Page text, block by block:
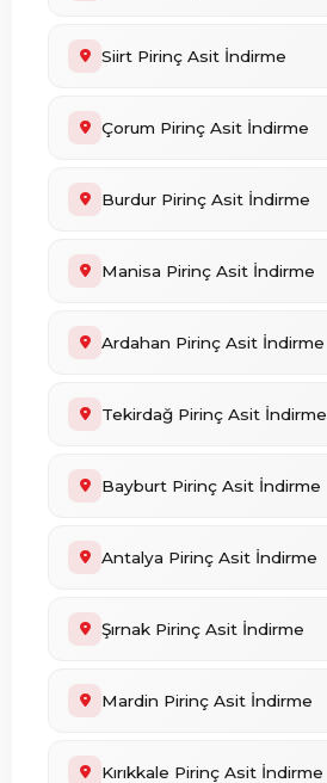
Siirt Pirinç Asit İndirme
Çorum Pirinç Asit İndirme
Burdur Pirinç Asit İndirme
Manisa Pirinç Asit İndirme
Ardahan Pirinç Asit İndirme
Tekirdağ Pirinç Asit İndirme
Bayburt Pirinç Asit İndirme
Antalya Pirinç Asit İndirme
Şırnak Pirinç Asit İndirme
Mardin Pirinç Asit İndirme
Kırıkkale Pirinç Asit İndirme